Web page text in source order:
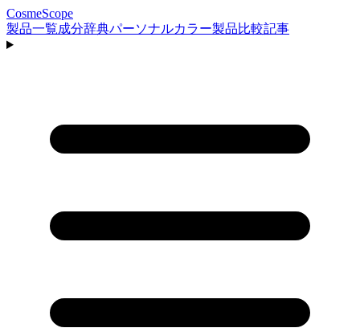
CosmeScope
製品一覧成分辞典パーソナルカラー製品比較記事